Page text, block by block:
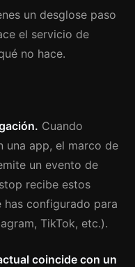
un desglose paso
el servicio de
no hace.
Cuando
una app, el marco de
un evento de
recibe estos
has configurado para
TikTok, etc.).
coincide con un